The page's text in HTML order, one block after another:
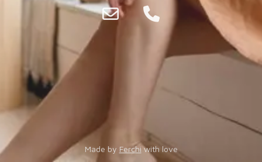
Made by Ferchiwith love